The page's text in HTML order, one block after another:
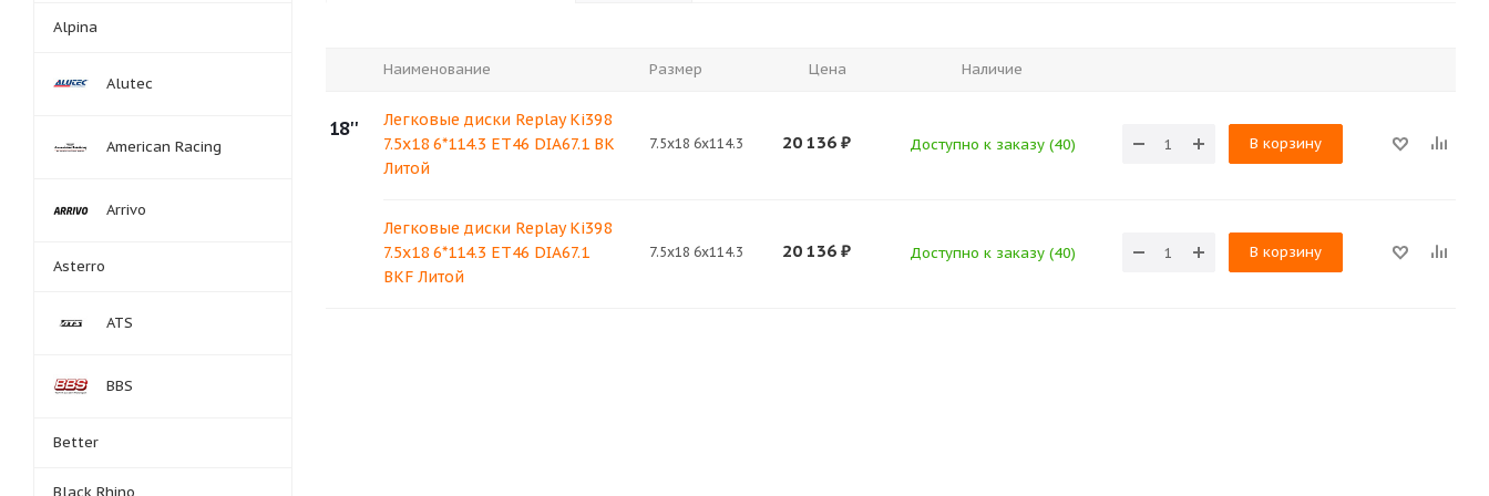
Наименование Размер Цена Наличие
18''
Легковые диски Replay Ki398
7.5x18 6*114.3 ET46 DIA67.1 BK
Литой
7.5x18 6x114.3 20 136 ₽ Доступно к заказу (40) В корзину
Легковые диски Replay Ki398
7.5x18 6*114.3 ET46 DIA67.1
BKF Литой
7.5x18 6x114.3 20 136 ₽ Доступно к заказу (40) В корзину
Alpina
Alutec
American Racing
Arrivo
Asterro
ATS
BBS
Better
Black Rhino